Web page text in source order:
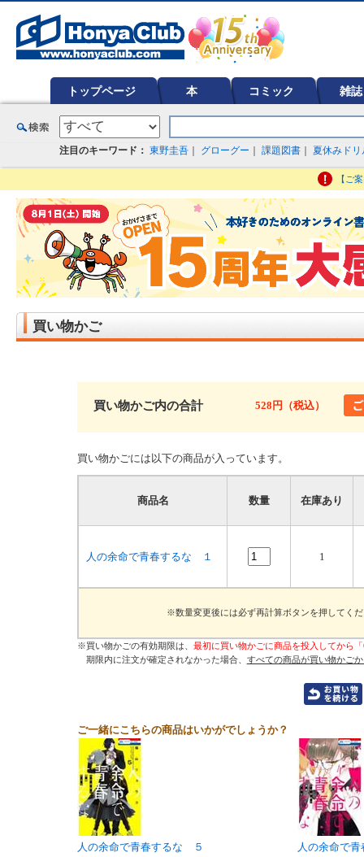
トップページ 本 コミック 雑誌
注目のキーワード： 東野圭吾 グローグー 課題図書 夏休みドリ
【ご
ど在庫も充実
買い物かご
買い物かご内の合計 528円（税込）
買い物かごには以下の商品が入っています。
商品名 数量 在庫あり
人の余命で青春するな １ 1
※数量変更後には必ず再計算ボタンを押してく
※買い物かごの有効期限は、 最初に買い物かごに商品を投入してから
期限内に注文が確定されなかった場合、 すべての商品が買い物かご
ご一緒にこちらの商品はいかがでしょうか？
人の余命で青春するな ５ 人の余命で